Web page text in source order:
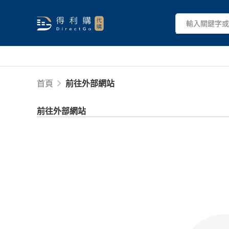
首頁 前往外部網站
前往外部網站